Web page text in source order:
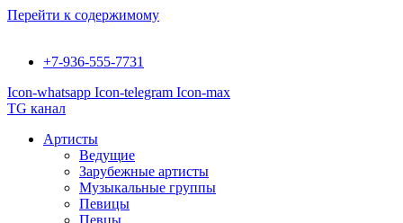
Перейти к содержимому
+7-936-555-7731
Icon-whatsapp Icon-telegram Icon-max
TG канал
Артисты
Ведущие
Зарубежные артисты
Музыкальные группы
Певицы
Певцы